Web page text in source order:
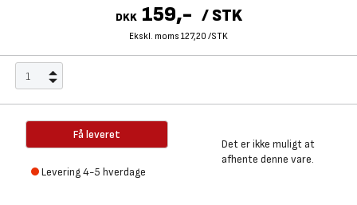
DKK 159,- / STK
Ekskl. moms 127,20 /STK
Få leveret
Levering 4-5 hverdage
Det er ikke muligt at
afhente denne vare.